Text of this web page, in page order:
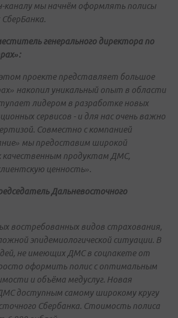
каналу мы начнём оформлять полисы
генерального директора по
проекте представляет большое
накопил уникальный опыт в области
лидером в разработке новых
сервисов - и для нас очень важно
Совместно с компанией
мы предоставим широкой
качественным продуктам ДМС,
ценность».
Дальневосточного
востребованных видов страхования,
эпидемиологической ситуации. В
не имеющих ДМС в соцпакете от
оформить полис с оптимальным
и объёма медуслуг. Новая
доступным самому широкому кругу
Сбербанка. Стоимость полиса